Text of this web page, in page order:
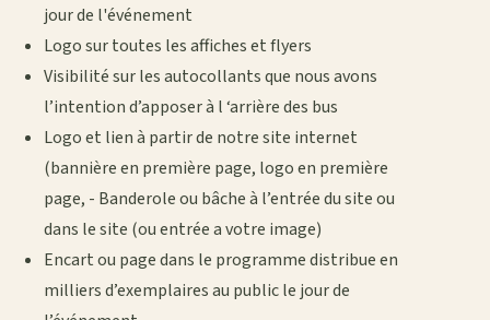
jour de l'événement
Logo sur toutes les affiches et flyers
Visibilité sur les autocollants que nous avons
l’intention d’apposer à l ‘arrière des bus
Logo et lien à partir de notre site internet
(bannière en première page, logo en première
page, - Banderole ou bâche à l’entrée du site ou
dans le site (ou entrée a votre image)
Encart ou page dans le programme distribue en
milliers d’exemplaires au public le jour de